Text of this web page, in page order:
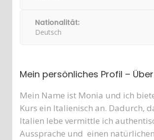
Nationalität:
Deutsch
Mein persönliches Profil –
Mein Name ist Monia und ich
Kurs ein Italienisch an. Dadurch,
Italien lebe vermittle ich
Aussprache und einen natürlichen